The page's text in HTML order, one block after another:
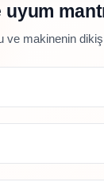
ve makinenin dikiş